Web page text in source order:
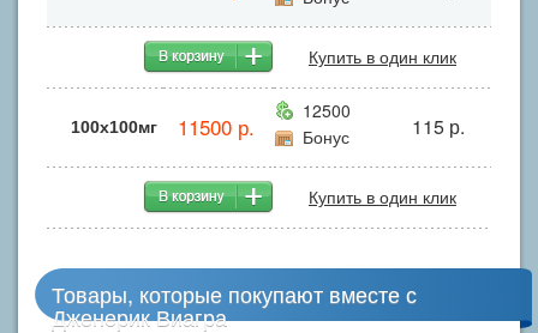
Купить в один клик
100x100мг 11500 р.
12500
Бонус
115 р.
Купить в один клик
Товары, которые покупают вместе с
Дженерик Виагра